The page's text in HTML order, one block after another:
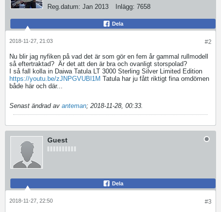
Reg.datum: Jan 2013 Inlägg: 7658
Dela
#2
2018-11-27, 21:03
Nu blir jag nyfiken på vad det är som gör en fem år gammal rullmodell
så eftertraktad? Är det att den är bra och ovanligt storspolad?
I så fall kolla in Daiwa Tatula LT 3000 Sterling Silver Limited Edition
https://youtu.be/zJNPGVUBl1M Tatula har ju fått riktigt fina omdömen
både här och där...
Senast ändrad av anteman; 2018-11-28, 00:33.
Guest
Dela
#3
2018-11-27, 22:50